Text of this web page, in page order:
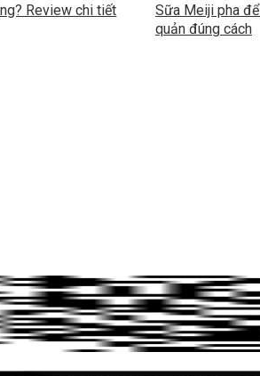
Review chi tiết
Sữa Meiji pha
quản đúng cách